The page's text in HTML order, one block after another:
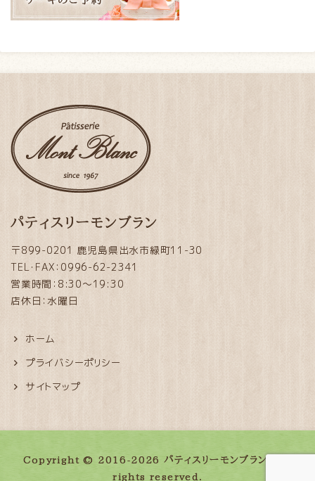
パティスリーモンブラン
〒899-0201 鹿児島県出水市緑町11-30
TEL・FAX：0996-62-2341
営業時間：8:30～19:30
店休日：水曜日
ホーム
プライバシーポリシー
サイトマップ
Copyright © 2016-2026 パティスリーモンブラン. All
rights reserved.